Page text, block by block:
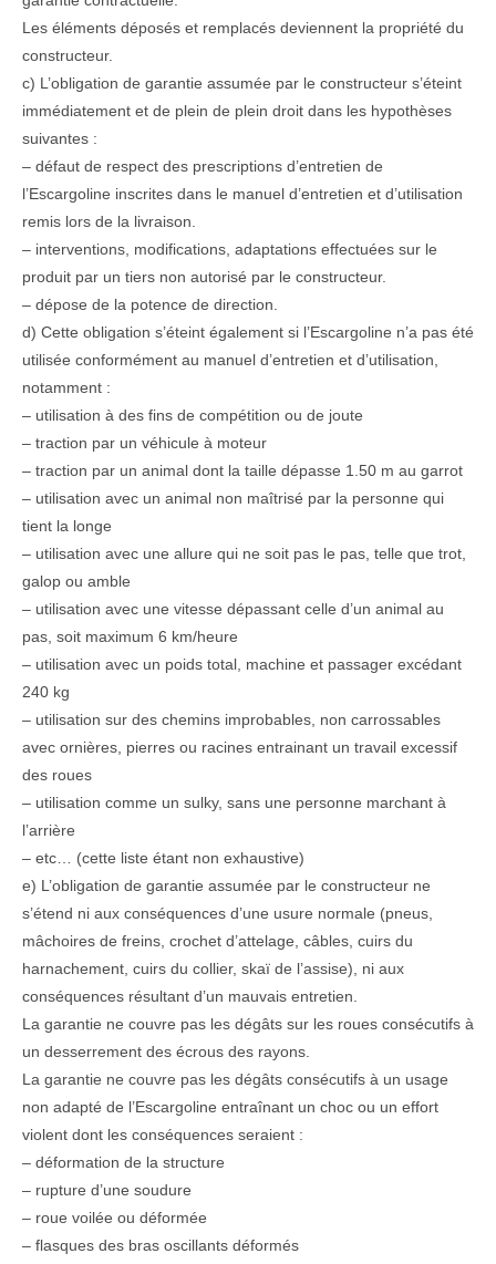
Les éléments déposés et remplacés deviennent la propriété du
constructeur.
c) L’obligation de garantie assumée par le constructeur s’éteint
immédiatement et de plein de plein droit dans les hypothèses
suivantes :
– défaut de respect des prescriptions d’entretien de
l’Escargoline inscrites dans le manuel d’entretien et d’utilisation
remis lors de la livraison.
– interventions, modifications, adaptations effectuées sur le
produit par un tiers non autorisé par le constructeur.
– dépose de la potence de direction.
d) Cette obligation s’éteint également si l’Escargoline n’a pas été
utilisée conformément au manuel d’entretien et d’utilisation,
notamment :
– utilisation à des fins de compétition ou de joute
– traction par un véhicule à moteur
– traction par un animal dont la taille dépasse 1.50 m au garrot
– utilisation avec un animal non maîtrisé par la personne qui
tient la longe
– utilisation avec une allure qui ne soit pas le pas, telle que trot,
galop ou amble
– utilisation avec une vitesse dépassant celle d’un animal au
pas, soit maximum 6 km/heure
– utilisation avec un poids total, machine et passager excédant
240 kg
– utilisation sur des chemins improbables, non carrossables
avec ornières, pierres ou racines entrainant un travail excessif
des roues
– utilisation comme un sulky, sans une personne marchant à
l’arrière
– etc… (cette liste étant non exhaustive)
e) L’obligation de garantie assumée par le constructeur ne
s’étend ni aux conséquences d’une usure normale (pneus,
mâchoires de freins, crochet d’attelage, câbles, cuirs du
harnachement, cuirs du collier, skaï de l’assise), ni aux
conséquences résultant d’un mauvais entretien.
La garantie ne couvre pas les dégâts sur les roues consécutifs à
un desserrement des écrous des rayons.
La garantie ne couvre pas les dégâts consécutifs à un usage
non adapté de l’Escargoline entraînant un choc ou un effort
violent dont les conséquences seraient :
– déformation de la structure
– rupture d’une soudure
– roue voilée ou déformée
– flasques des bras oscillants déformés